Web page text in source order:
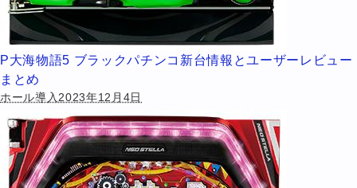
P大海物語5 ブラックパチンコ新台情報とユーザーレビュー
まとめ
ホール導入2023年12月4日